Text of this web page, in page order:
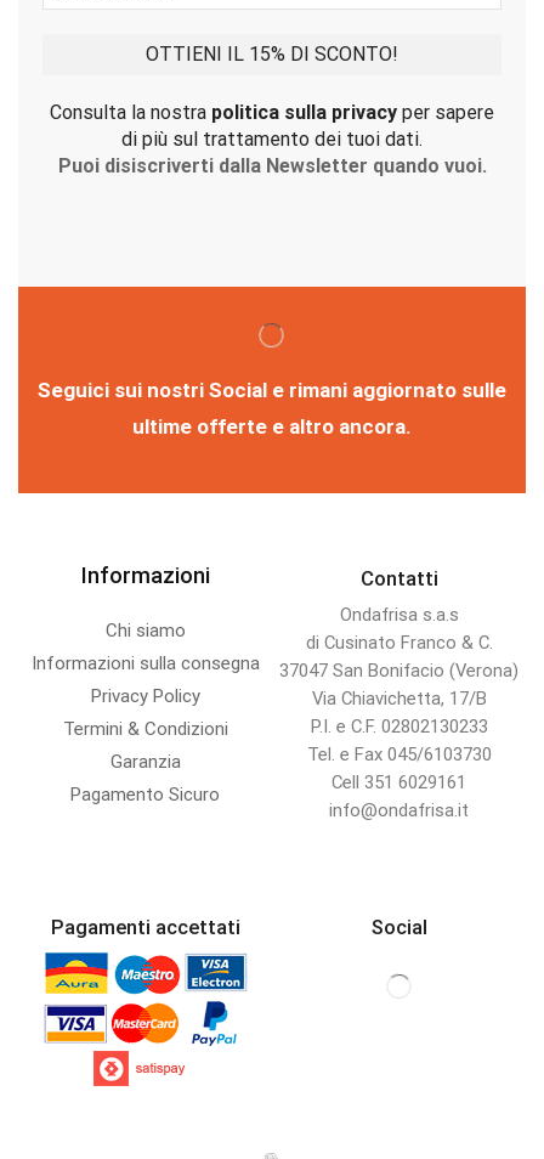
Consulta la nostra politica sulla privacy per sapere
di più sul trattamento dei tuoi dati.
Puoi disiscriverti dalla Newsletter quando vuoi.
Seguici sui nostri Social e rimani aggiornato sulle
ultime offerte e altro ancora.
Informazioni
Chi siamo
Informazioni sulla consegna
Privacy Policy
Termini & Condizioni
Garanzia
Pagamento Sicuro
Contatti
Ondafrisa s.a.s
di Cusinato Franco & C.
37047 San Bonifacio (Verona)
Via Chiavichetta, 17/B
P.I. e C.F. 02802130233
Tel. e Fax 045/6103730
Cell 351 6029161
info@ondafrisa.it
Pagamenti accettati Social